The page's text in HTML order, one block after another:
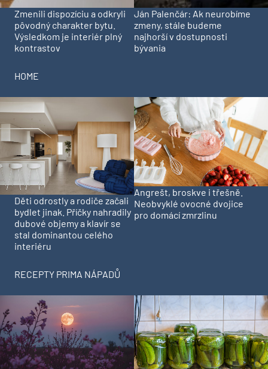
Zmenili dispozíciu a odkryli
pôvodný charakter bytu.
Výsledkom je interiér plný
kontrastov
Ján Palenčár: Ak neurobíme
zmeny, stále budeme
najhorší v dostupnosti
bývania
HOME
Děti odrostly a rodiče začali
bydlet jinak. Příčky nahradily
dubové objemy a klavír se
stal dominantou celého
interiéru
Angrešt, broskve i třešně.
Neobvyklé ovocné dvojice
pro domácí zmrzlinu
RECEPTY PRIMA NÁPADŮ